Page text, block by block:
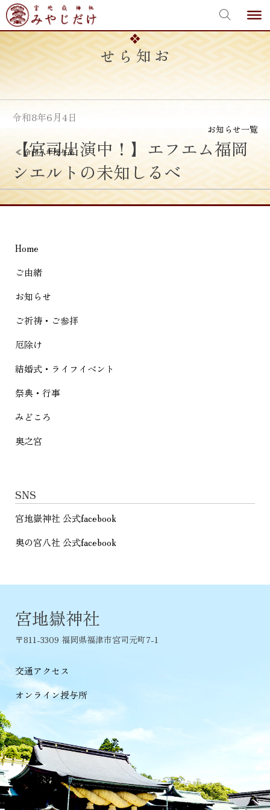
Skip
to
content
お知らせ
令和8年6月4日
お知らせ一覧
【宮司出演中！】エフエム福岡
シエルトの未知しるべ
投
稿
ナ
ビ
ー
シ
ョ
ン
≪ 令和八年授与品
Home
ご由緒
お知らせ
ご祈祷・ご参拝
厄除け
結婚式・ライフイベント
祭典・行事
みどころ
奥之宮
SNS
宮地嶽神社 公式facebook
奥の宮八社 公式facebook
宮地嶽神社
〒811-3309 福岡県福津市宮司元町7-1
交通アクセス
オンライン授与所